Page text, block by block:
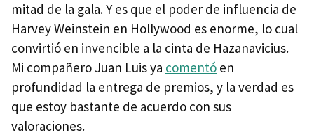
mitad de la gala. Y es que el poder de influencia de
Harvey Weinstein en Hollywood es enorme, lo cual
convirtió en invencible a la cinta de Hazanavicius.
Mi compañero Juan Luis ya comentó en
profundidad la entrega de premios, y la verdad es
que estoy bastante de acuerdo con sus
valoraciones.